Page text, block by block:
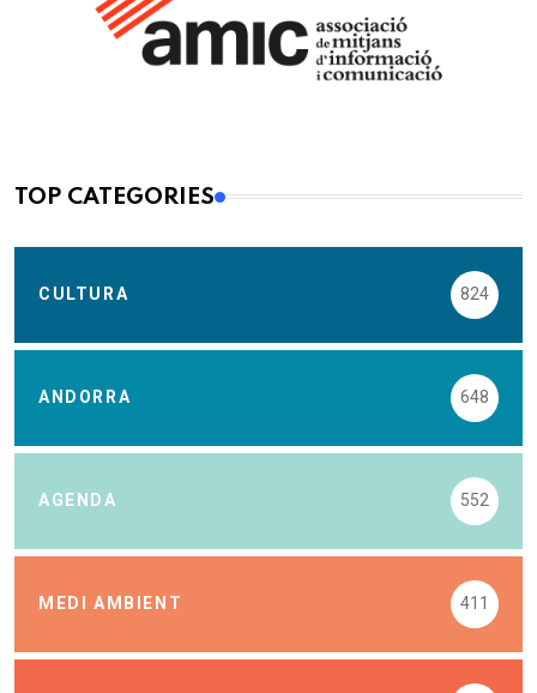
TOP CATEGORIES
CULTURA 824
ANDORRA 648
AGENDA 552
MEDI AMBIENT 411